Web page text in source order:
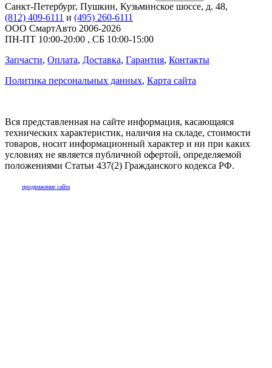
Санкт-Петербург, Пушкин, Кузьминское шоссе, д. 48,
(812) 409-6111 и (495) 260-6111
ООО СмартАвто 2006-2026
ПН-ПТ 10:00-20:00 , СБ 10:00-15:00
Запчасти, Оплата, Доставка, Гарантия, Контакты
Политика персональных данных, Карта сайта
Вся представленная на сайте информация, касающаяся
технических характеристик, наличия на складе, стоимости
товаров, носит информационный характер и ни при каких
условиях не является публичной офертой, определяемой
положениями Статьи 437(2) Гражданского кодекса РФ.
продвижение сайта